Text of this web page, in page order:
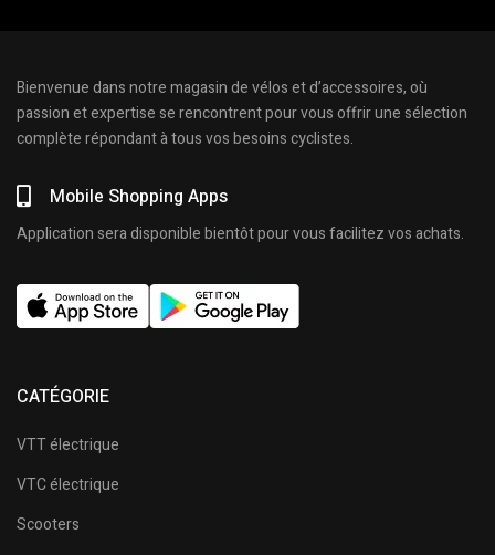
Bienvenue dans notre magasin de vélos et d’accessoires, où
passion et expertise se rencontrent pour vous offrir une sélection
complète répondant à tous vos besoins cyclistes.
Mobile Shopping Apps
Application sera disponible bientôt pour vous facilitez vos achats.
CATÉGORIE
VTT électrique
VTC électrique
Scooters